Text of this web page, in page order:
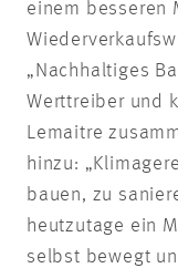
einem besseren
„Nachhaltiges
Werttreiber und
Lemaitre
hinzu:
bauen, zu
heutzutage ein
selbst bewegt